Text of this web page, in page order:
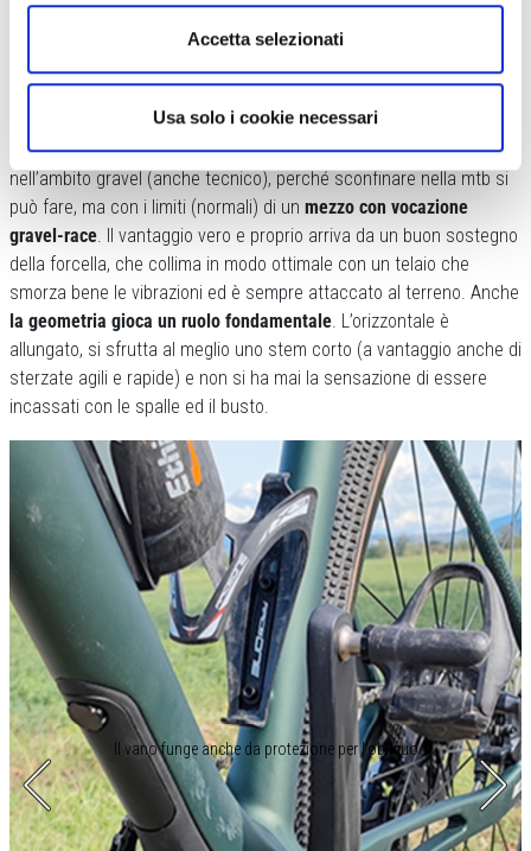
Accetta selezionati
Usa solo i cookie necessari
piantone. Il lavoro che eseguono si sente, è utile ed è pure facile
da capire in tempi brevi.
Davanti è tanto precisae non trasmette una rigidità fastidiosa
quando si affronta lo sconnesso, ovviamente rimanendo
nell’ambito gravel (anche tecnico), perché sconfinare nella mtb si
può fare, ma con i limiti (normali) di un mezzo con vocazione
gravel-race. Il vantaggio vero e proprio arriva da un buon sostegno
della forcella, che collima in modo ottimale con un telaio che
smorza bene le vibrazioni ed è sempre attaccato al terreno. Anche
la geometria gioca un ruolo fondamentale. L’orizzontale è
allungato, si sfrutta al meglio uno stem corto (a vantaggio anche di
sterzate agili e rapide) e non si ha mai la sensazione di essere
incassati con le spalle ed il busto.
Il vano funge anche da protezione per l’obliquo